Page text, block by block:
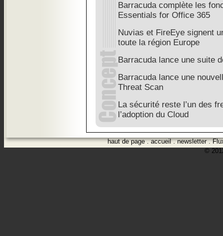
Barracuda complète les
Essentials for Office 365
Nuvias et FireEye signent
toute la région Europe
Barracuda lance une suite
Barracuda lance une
Threat Scan
La sécurité reste l’un des
l’adoption du Cloud
haut de page.accueil.newsletter.
©